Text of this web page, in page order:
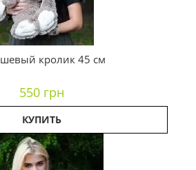
кролик 45 см
550 грн
КУПИТЬ